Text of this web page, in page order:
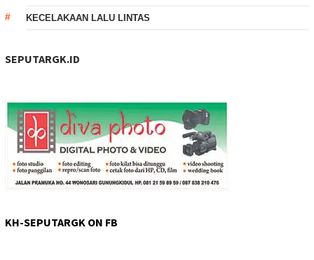
KECELAKAAN LALU LINTAS
SEPUTARGK.ID
KH-SEPUTARGK ON FB